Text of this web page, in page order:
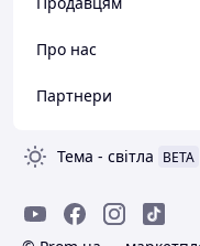
Про нас
Партнери
Тема - світла BETA